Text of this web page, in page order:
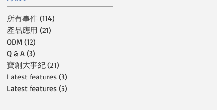
所有事件 (114)
產品應用 (21)
ODM (12)
Q & A (3)
寶創大事紀 (21)
Latest features (3)
Latest features (5)